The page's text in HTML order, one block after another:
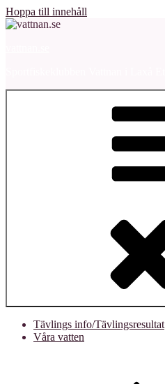
Hoppa till innehåll
Tävlings info/Tävlingsresultat
Våra vatten